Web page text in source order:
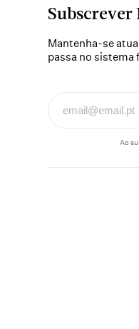
Subscrever
Mantenha-se
passa no sistema
Ao